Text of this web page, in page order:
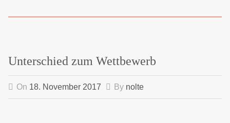
Unterschied zum Wettbewerb
On 18. November 2017 By nolte